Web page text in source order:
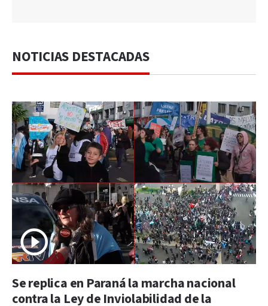
NOTICIAS DESTACADAS
Se replica en Paraná la marcha nacional
contra la Ley de Inviolabilidad de la